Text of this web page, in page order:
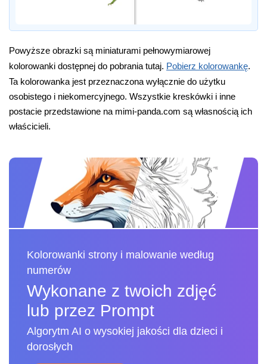
Powyższe obrazki są miniaturami pełnowymiarowej
kolorowanki dostępnej do pobrania tutaj. Pobierz kolorowankę.
Ta kolorowanka jest przeznaczona wyłącznie do użytku
osobistego i niekomercyjnego. Wszystkie kreskówki i inne
postacie przedstawione na mimi-panda.com są własnością ich
właścicieli.
Kolorowanki strony i malowanie według
numerów
Wykonane z twoich zdjęć
lub przez Prompt
Algorytm AI o wysokiej jakości dla dzieci i
dorosłych